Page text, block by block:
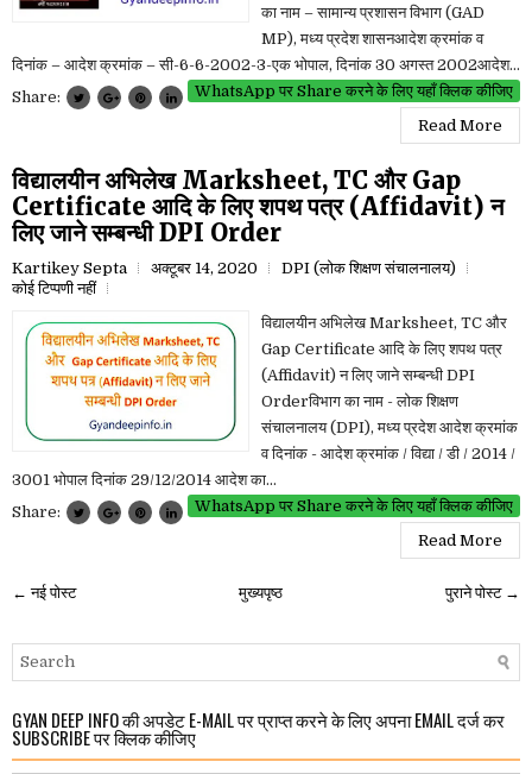
का नाम – सामान्य प्रशासन विभाग (GAD
MP), मध्य प्रदेश शासनआदेश क्रमांक व
दिनांक – आदेश क्रमांक – सी-6-6-2002-3-एक भोपाल, दिनांक 30 अगस्त 2002आदेश...
WhatsApp पर Share करने के लिए यहाँ क्लिक कीजिए
Share:
Read More
विद्यालयीन अभिलेख Marksheet, TC और Gap
Certificate आदि के लिए शपथ पत्र (Affidavit) न
लिए जाने सम्बन्धी DPI Order
Kartikey Septa अक्टूबर 14, 2020
DPI (लोक शिक्षण संचालनालय)
कोई टिप्पणी नहीं
विद्यालयीन अभिलेख Marksheet, TC और
Gap Certificate आदि के लिए शपथ पत्र
(Affidavit) न लिए जाने सम्बन्धी DPI
Orderविभाग का नाम - लोक शिक्षण
संचालनालय (DPI), मध्य प्रदेश आदेश क्रमांक
व दिनांक - आदेश क्रमांक / विद्या / डी / 2014 /
3001 भोपाल दिनांक 29/12/2014 आदेश का...
WhatsApp पर Share करने के लिए यहाँ क्लिक कीजिए
Share:
Read More
← नई पोस्ट पुराने पोस्ट →
मुख्यपृष्ठ
GYAN DEEP INFO की अपडेट E-MAIL पर प्राप्त करने के लिए अपना EMAIL दर्ज कर
SUBSCRIBE पर क्लिक कीजिए